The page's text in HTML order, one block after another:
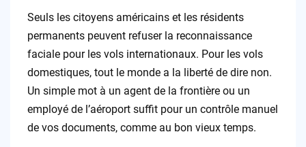
Seuls les citoyens américains et les résidents
permanents peuvent refuser la reconnaissance
faciale pour les vols internationaux. Pour les vols
domestiques, tout le monde a la liberté de dire non.
Un simple mot à un agent de la frontière ou un
employé de l’aéroport suffit pour un contrôle manuel
de vos documents, comme au bon vieux temps.